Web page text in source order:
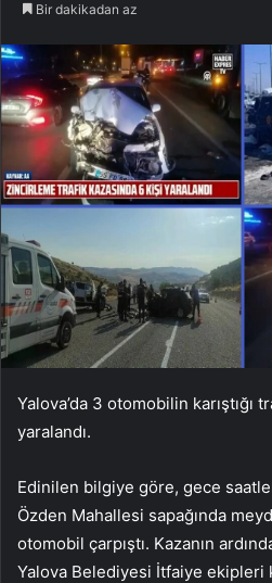
Bir dakikadan az
Yalova’da 3 otomobilin karıştığı
yaralandı.
Edinilen bilgiye göre, gece
Özden Mahallesi sapağında
otomobil çarpıştı. Kazanın
Yalova Belediyesi İtfaiye ekipleri